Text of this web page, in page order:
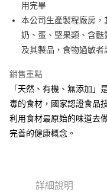
全盈+PAY
大哥付你分期
相關說明
1.本服務由台灣大哥大提供，
2.付款方式選擇「大哥付你
流程，驗證手機門號後，選
成交易。
3.實際核准額度、可分期數
4.訂單成立30分鐘內，如未
醒簡訊。
AFTEE先享後付
相關說明
【關於「AFTEE先享後付」】
AFTEE先享後付是「在收到
便利好安心！
１．簡單：不需註冊會員、不
１．於結帳方式選擇「
用完畢
本公司生產製程廠房
奶、蛋、堅果類、含
及其製品，食物過敏者
銷售重點
「天然、有機、無添加」
毒的食材，國家認證食品
利用食材最原始的味道去
完善的健康概念。
詳細說明